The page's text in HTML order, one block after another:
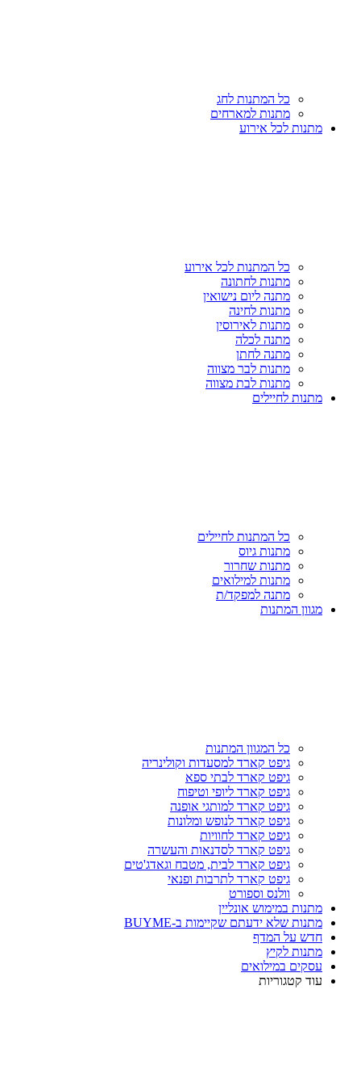
כל המתנות לחג
מתנות למארחים
מתנות לכל אירוע
כל המתנות לכל אירוע
מתנות לחתונה
מתנה ליום נישואין
מתנות לחינה
מתנות לאירוסין
מתנה לכלה
מתנה לחתן
מתנות לבר מצווה
מתנות לבת מצווה
מתנות לחיילים
כל המתנות לחיילים
מתנות גיוס
מתנות שחרור
מתנות למילואים
מתנה למפקד/ת
מגוון המתנות
כל המגוון המתנות
גיפט קארד למסעדות וקולינריה
גיפט קארד לבתי ספא
גיפט קארד ליופי וטיפוח
גיפט קארד למותגי אופנה
גיפט קארד לנופש ומלונות
גיפט קארד לחוויות
גיפט קארד לסדנאות והעשרה
גיפט קארד לבית, מטבח וגאדג'טים
גיפט קארד לתרבות ופנאי
וולנס וספורט
מתנות במימוש אונליין
מתנות שלא ידעתם שקיימות ב-BUYME
חדש על המדף
מתנות לקיץ
עסקים במילואים
עוד קטגוריות